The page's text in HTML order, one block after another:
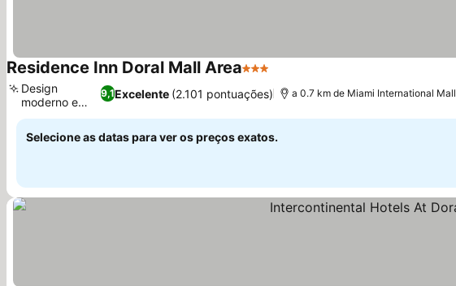
Residence Inn Doral Mall Area3 Estrelas
9,1Excelente (2.101 pontuações)
Design
moderno e
limpo
a 0.7 km de Miami International Mall
Selecione as datas para ver os preços exatos.